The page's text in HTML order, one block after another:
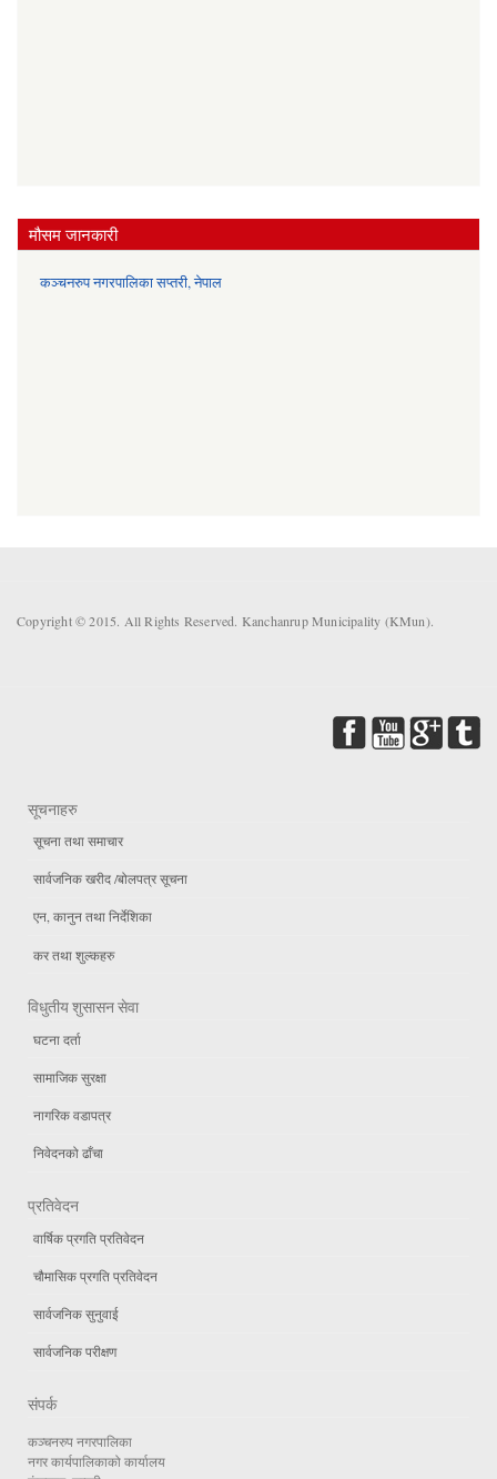
मौसम जानकारी
कञ्चनरुप नगरपालिका सप्तरी, नेपाल
Copyright © 2015. All Rights Reserved. Kanchanrup Municipality (KMun).
सूचनाहरु
सूचना तथा समाचार
सार्वजनिक खरीद /बोलपत्र सूचना
एन, कानुन तथा निर्देशिका
कर तथा शुल्कहरु
विधुतीय शुसासन सेवा
घटना दर्ता
सामाजिक सुरक्षा
नागरिक वडापत्र
निवेदनको ढाँचा
प्रतिवेदन
वार्षिक प्रगति प्रतिवेदन
चौमासिक प्रगति प्रतिवेदन
सार्वजनिक सुनुवाई
सार्वजनिक परीक्षण
संपर्क
कञ्चनरुप नगरपालिका
नगर कार्यपालिकाको कार्यालय